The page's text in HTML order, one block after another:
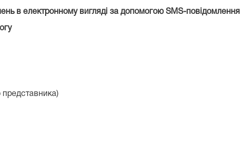
в електронному вигляді за допомогою SMS-повідомлення
представника)